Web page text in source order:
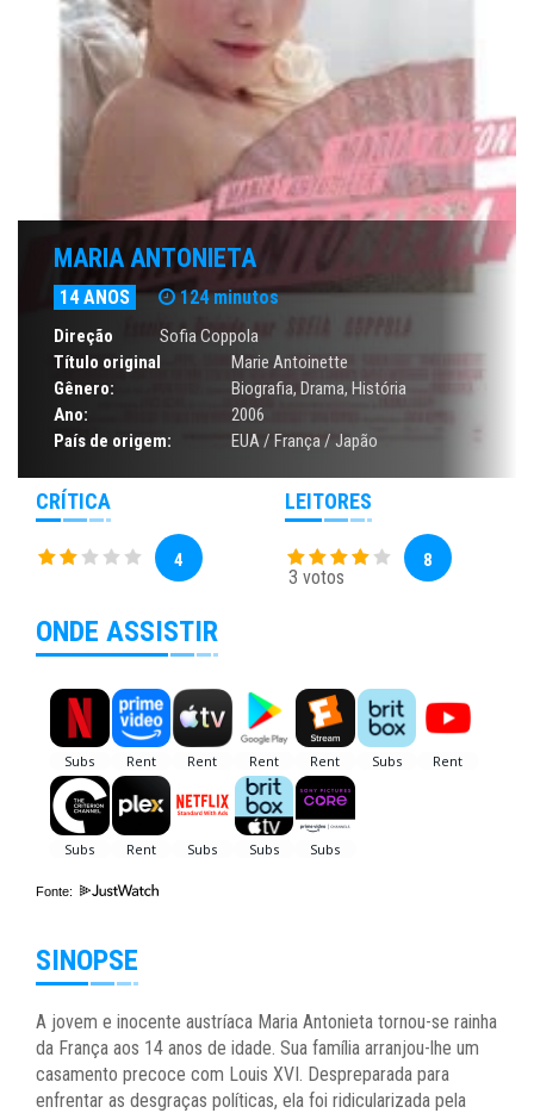
MARIA ANTONIETA
14 ANOS 124 minutos
Direção
Sofia Coppola
Título original
Marie Antoinette
Gênero:
Biografia, Drama, História
Ano:
2006
País de origem:
EUA / França / Japão
CRÍTICA
4
LEITORES
3 votos
8
ONDE ASSISTIR
Fonte:
SINOPSE
A jovem e inocente austríaca Maria Antonieta tornou-se rainha
da França aos 14 anos de idade. Sua família arranjou-lhe um
casamento precoce com Louis XVI. Despreparada para
enfrentar as desgraças políticas, ela foi ridicularizada pela